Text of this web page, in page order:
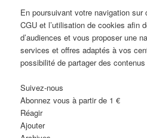
En poursuivant votre navigation
CGU et l’utilisation de cookies afin
d’audiences et vous proposer une
services et offres adaptés à vos
possibilité de partager des
Suivez-nous
Abonnez vous à partir de 1 €
Réagir
Ajouter